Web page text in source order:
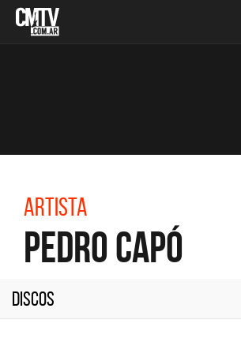
Artista
Pedro Capó
Discos